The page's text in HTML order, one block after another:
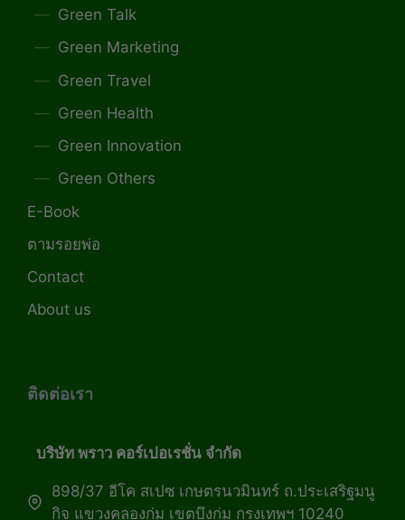
Green Talk
Green Marketing
Green Travel
Green Health
Green Innovation
Green Others
E-Book
ตามรอยพ่อ
Contact
About us
ติดต่อเรา
บริษัท พราว คอร์เปอเรชั่น จำกัด
898/37 อีโค สเปซ เกษตรนวมินทร์ ถ.ประเสริฐมนู
กิจ แขวงคลองกุ่ม เขตบึงกุ่ม กรุงเทพฯ 10240